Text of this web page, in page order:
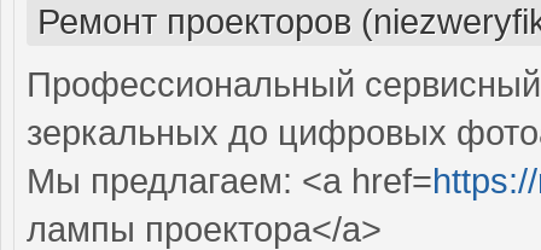
Ремонт проекторов
Профессиональный
зеркальных до цифровых
Мы предлагаем: <a href=
лампы проектора</a>